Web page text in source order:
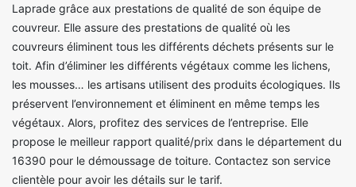
Laprade grâce aux prestations de qualité de son équipe de
couvreur. Elle assure des prestations de qualité où les
couvreurs éliminent tous les différents déchets présents sur le
toit. Afin d’éliminer les différents végétaux comme les lichens,
les mousses… les artisans utilisent des produits écologiques. Ils
préservent l’environnement et éliminent en même temps les
végétaux. Alors, profitez des services de l’entreprise. Elle
propose le meilleur rapport qualité/prix dans le département du
16390 pour le démoussage de toiture. Contactez son service
clientèle pour avoir les détails sur le tarif.